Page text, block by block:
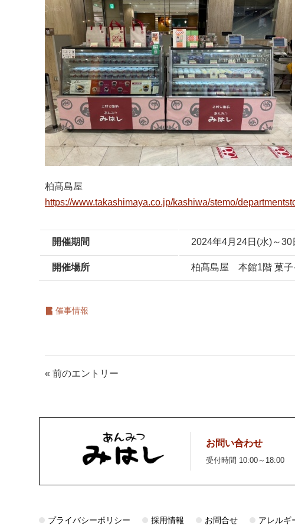
柏髙島屋
https://www.takashimaya.co.jp/kashiwa/stemo/
開催期間 2024年4月24日(水)～30
開催場所 柏髙島屋 本館1階 菓子
催事情報
« 前のエントリー
お問い合わせ
受付時間 10:00～18:00
プライバシーポリシー 採用情報 お問合せ アレルギ